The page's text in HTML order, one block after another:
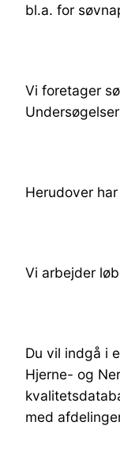
bl.a. for
Vi foretager
Herudover
Vi arbejder
Du vil indgå i
Hjerne- og
med